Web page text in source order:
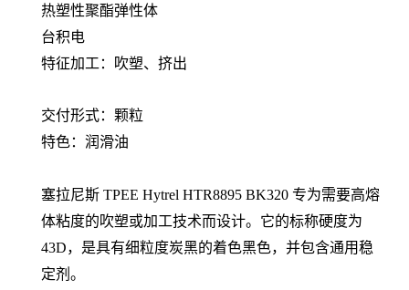
热塑性聚酯弹性体
台积电
特征加工：吹塑、挤出
交付形式： 颗粒
特色： 润滑油
塞拉尼斯 TPEE Hytrel HTR8895 BK320 专为需要高熔
体粘度的吹塑或加工技术而设计。它的标称硬度为
43D，是具有细粒度炭黑的着色黑色，并包含通用稳
定剂。